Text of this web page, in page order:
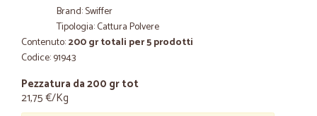
Brand: Swiffer
Tipologia: Cattura Polvere
Contenuto:200 gr totali per 5 prodotti
Codice: 91943
Pezzatura da 200 gr tot
21,75 €/Kg